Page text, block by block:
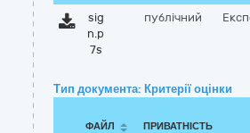
sig
n.p
7s
публічний
Тип документа: Критерії оцінки
ФАЙЛ ПРИВАТНІСТЬ